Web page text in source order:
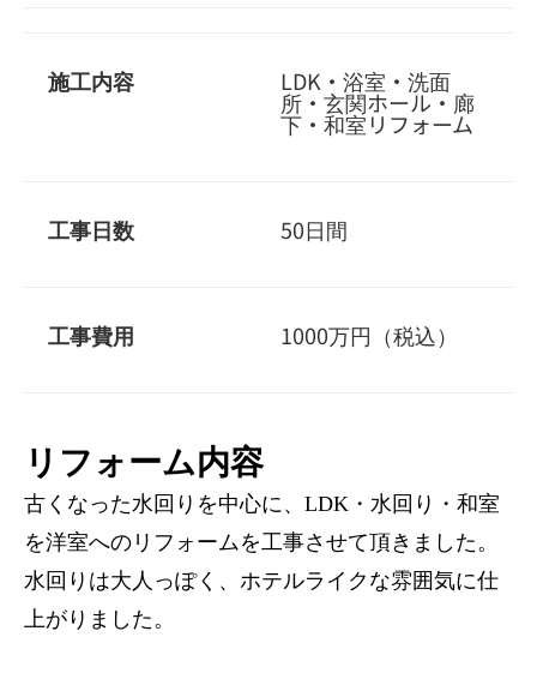
施工内容 LDK・浴室・洗面
所・玄関ホール・廊
下・和室リフォーム
工事日数 50日間
工事費用 1000万円（税込）
リフォーム内容
古くなった水回りを中心に、LDK・水回り・和室
を洋室へのリフォームを工事させて頂きました。
水回りは大人っぽく、ホテルライクな雰囲気に仕
上がりました。